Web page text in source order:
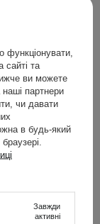
- Heartleaf
сайті та
ви можете
наші партнери
чи давати
в будь-який
Завжди
активні